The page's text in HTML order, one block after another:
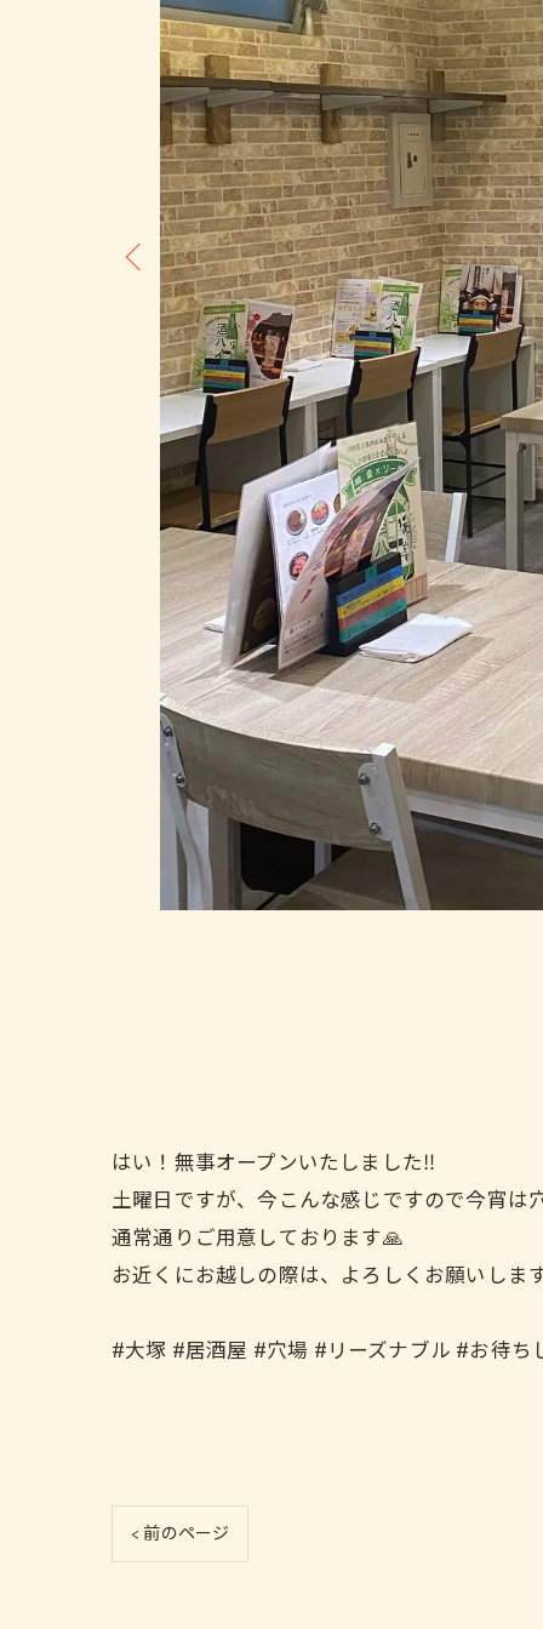
はい！無事オープンいたしました‼️
土曜日ですが、今こんな感じですので今宵は
通常通りご用意しております🙏
お近くにお越しの際は、よろしくお願いします
#大塚 #居酒屋 #穴場 #リーズナブル #お待ち
< 前のページ